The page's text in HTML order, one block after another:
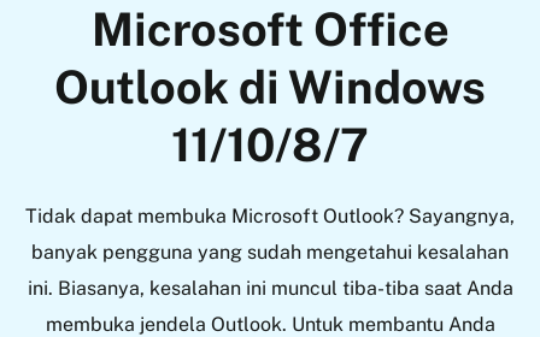
Microsoft Office
Outlook di Windows
11/10/8/7
Tidak dapat membuka Microsoft Outlook? Sayangnya,
banyak pengguna yang sudah mengetahui kesalahan
ini. Biasanya, kesalahan ini muncul tiba-tiba saat Anda
membuka jendela Outlook. Untuk membantu Anda